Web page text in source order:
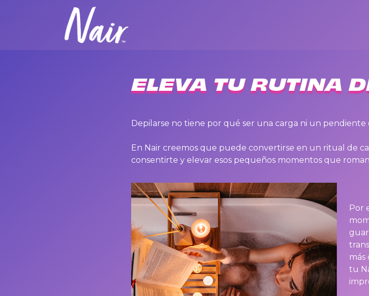
ELEVA TU RUTINA
Depilarse no tiene por qué ser una carga ni un
En Nair creemos que puede convertirse en un ritual de
consentirte y elevar esos pequeños momentos que
Por
tu